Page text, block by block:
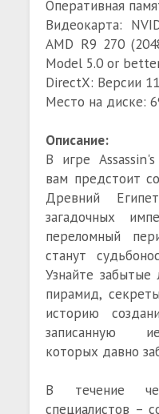
Оперативная
Видеокарта:
AMD R9 270
Model 5.0 or
DirectX: Версии 11
Место на диске:
Описание:
В игре
вам предстоит
Древний
загадочных
переломный
станут
Узнайте
пирамид,
историю
записанную
которых давно
В течение
специалистов –